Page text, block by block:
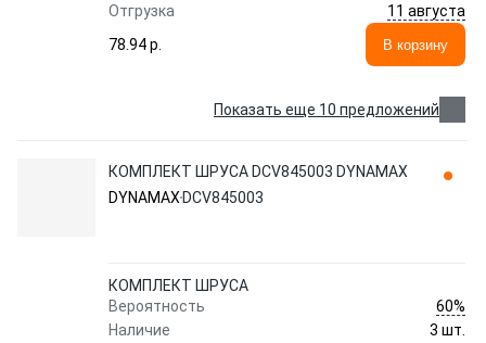
Отгрузка
11 августа
78.94 p.
В корзину
Показать еще 10 предложений
КОМПЛЕКТ ШРУСА DCV845003 DYNAMAX
DYNAMAX DCV845003
КОМПЛЕКТ ШРУСА
Вероятность
60%
Наличие
3 шт.